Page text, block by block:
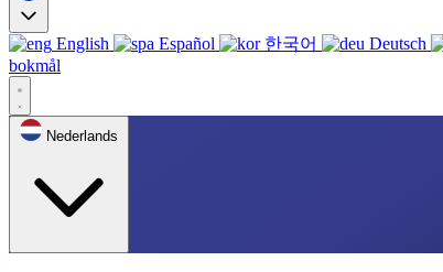
English Español 한국어 Deutsch
bokmål
Nederlands